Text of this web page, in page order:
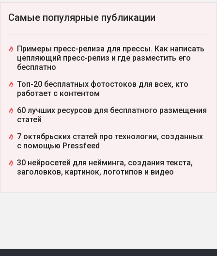
Самые популярные публикации
Примеры пресс-релиза для прессы. Как написать
цепляющий пресс-релиз и где разместить его
бесплатно
Топ-20 бесплатных фотостоков для всех, кто
работает с контентом
60 лучших ресурсов для бесплатного размещения
статей
7 октябрьских статей про технологии, созданных
с помощью Pressfeed
30 нейросетей для нейминга, создания текста,
заголовков, картинок, логотипов и видео